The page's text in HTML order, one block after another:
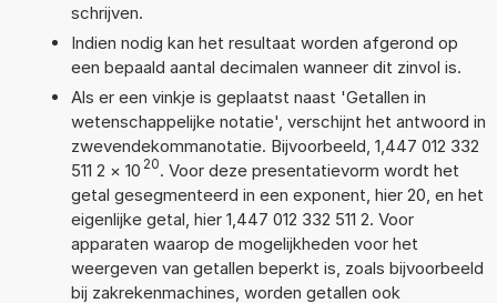
schrijven.
Indien nodig kan het resultaat worden afgerond op
een bepaald aantal decimalen wanneer dit zinvol is.
Als er een vinkje is geplaatst naast 'Getallen in
wetenschappelijke notatie', verschijnt het antwoord in
zwevendekommanotatie. Bijvoorbeeld, 1,447 012 332
511 2 × 10 20. Voor deze presentatievorm wordt het
getal gesegmenteerd in een exponent, hier 20, en het
eigenlijke getal, hier 1,447 012 332 511 2. Voor
apparaten waarop de mogelijkheden voor het
weergeven van getallen beperkt is, zoals bijvoorbeeld
bij zakrekenmachines, worden getallen ook